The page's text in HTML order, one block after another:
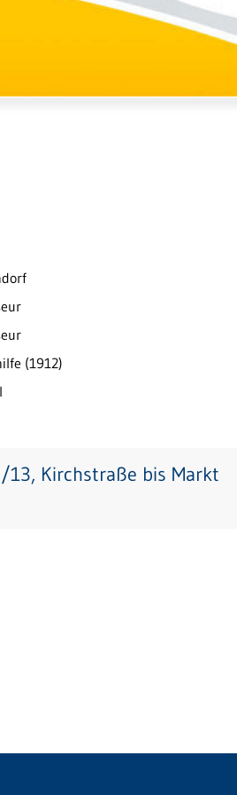
(1912)
Kirchstraße bis Markt